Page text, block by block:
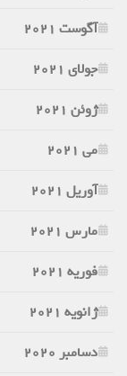
آگوست 2021
جولای 2021
ژوئن 2021
می 2021
آوریل 2021
مارس 2021
فوریه 2021
ژانویه 2021
دسامبر 2020